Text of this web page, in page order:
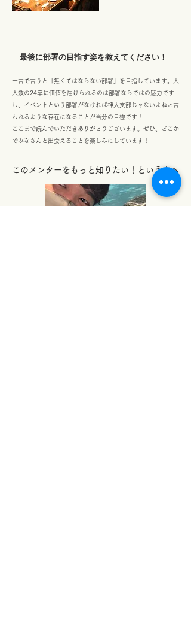
​ 最後に部署の目指す姿を教えてください！
一言で言うと「無くてはならない部署」を目指しています。大
人数の24卒に価値を届けられるのは部署ならではの魅力です
し、イベントという部署がなければ神大支部じゃないよねと言
われるような存在になることが当分の目標です！
​ここまで読んでいただきありがとうございます。ぜひ、どこか
でみなさんと出会えることを楽しみにしています！
​このメンターをもっと知りたい！という人へ